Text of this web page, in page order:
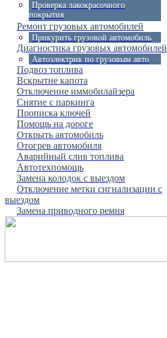
Проверка лакокрасочного
покрытия
Ремонт грузовых автомобилей
Прикурить грузовой автомобиль
Диагностика грузовых автомобилей
Автоэлектрик по грузовым авто
Подвоз топлива
Вскрытие капота
Отключение иммобилайзера
Снятие с паркинга
Прописка ключей
Помощь на дороге
Открыть автомобиль
Отогрев автомобиля
Аварийный слив топлива
Автотехпомощь
Замена колодок с выездом
Отключение метки сигнализации с
выездом
Замена приводного ремня